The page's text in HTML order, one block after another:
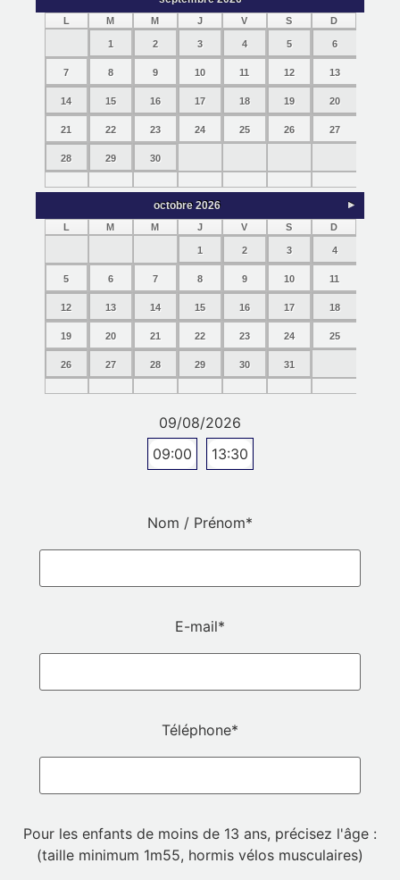
L M M J V S D
1 2 3 4 5 6
7 8 9 10 11 12 13
14 15 16 17 18 19 20
21 22 23 24 25 26 27
28 29 30
octobre 2026
L M M J V S D
1 2 3 4
5 6 7 8 9 10 11
12 13 14 15 16 17 18
19 20 21 22 23 24 25
26 27 28 29 30 31
09/08/2026
09:00
13:30
Nom / Prénom*
E-mail*
Téléphone*
Pour les enfants de moins de 13 ans, précisez l'âge :
(taille minimum 1m55, hormis vélos musculaires)